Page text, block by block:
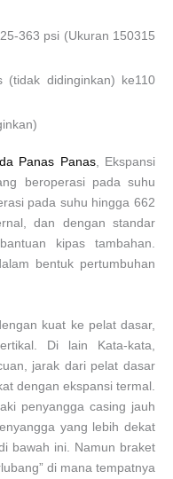
363 psi (Ukuran 150315
(tidak didinginkan) ke110
Panas Panas, Ekspansi
beroperasi pada suhu
pada suhu hingga 662
dan dengan standar
kipas tambahan.
bentuk pertumbuhan
kuat ke pelat dasar,
Di lain Kata-kata,
jarak dari pelat dasar
dengan ekspansi termal.
penyangga casing jauh
yang lebih dekat
bawah ini. Namun braket
di mana tempatnya